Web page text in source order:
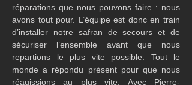
réparations que nous pouvons faire : nous
avons tout pour. L’équipe est donc en train
d’installer notre safran de secours et de
sécuriser l’ensemble avant que nous
repartions le plus vite possible. Tout le
monde a répondu présent pour que nous
réagissions au plus vite. Avec Pierre-